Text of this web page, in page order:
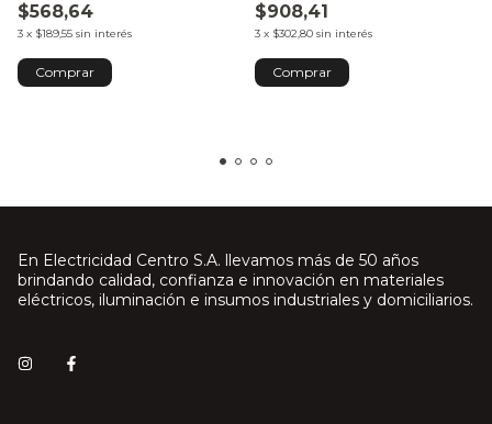
$568,64
3 x $189,55 sin interés
Comprar
$908,41
3 x $302,80 sin interés
Comprar
En Electricidad Centro S.A. llevamos más de 50 años
brindando calidad, confianza e innovación en materiales
eléctricos, iluminación e insumos industriales y domiciliarios.